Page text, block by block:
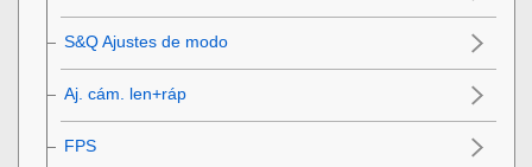
S&QAjustes de modo
Aj. cám. len+ráp
FPS